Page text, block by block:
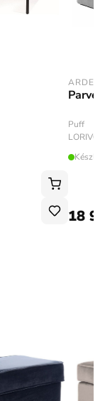
ARDEN
Puff
LORIV03
18